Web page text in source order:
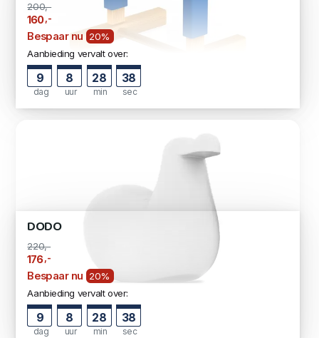
200,-
160,-
Bespaar nu
20%
Aanbieding vervalt over:
9
dag
8
uur
28
min
38
sec
DODO
220,-
176,-
Bespaar nu
20%
Aanbieding vervalt over:
9
dag
8
uur
28
min
38
sec